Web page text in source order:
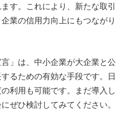
す。これにより、新たな取引
業の信用力向上にもつながり
言」は、中小企業が大企業と公
るための有効な手段です。日
利用も可能です。まだ導入し
ぜひ検討してみてください。